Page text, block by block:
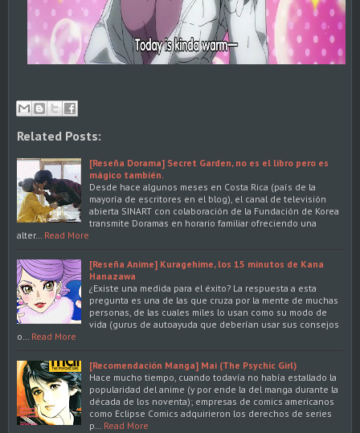
Related Posts:
[Reseña Dorama] Secret Garden, no es el libro pero es
mágico también.
Desde hace algunos meses en Costa Rica (país de la
mayoría de escritores en el blog), el canal de televisión
abierta SINART con colaboración de la Fundación de Korea
transmite Doramas en horario familiar ofreciendo una
alter… Read More
[Reseña Anime] Kuragehime, los 15 minutos de Kana
Hanazawa
¿Existe una medida para el éxito? La respuesta a esta
pregunta es una de las que cruza por la mente de muchas
personas, de las cuales miles lo usan como su modo de
vida (gurus de autoayuda que deberían usar sus consejos
o… Read More
[Recomendación Manga] Mai (The Psychic Girl)
Hace mucho tiempo, cuando todavía no había estallado la
popularidad del anime (y por ende la del manga durante la
década de los noventa); empresas de comics americanos
como Eclipse Comics adquirieron los derechos de series
p… Read More